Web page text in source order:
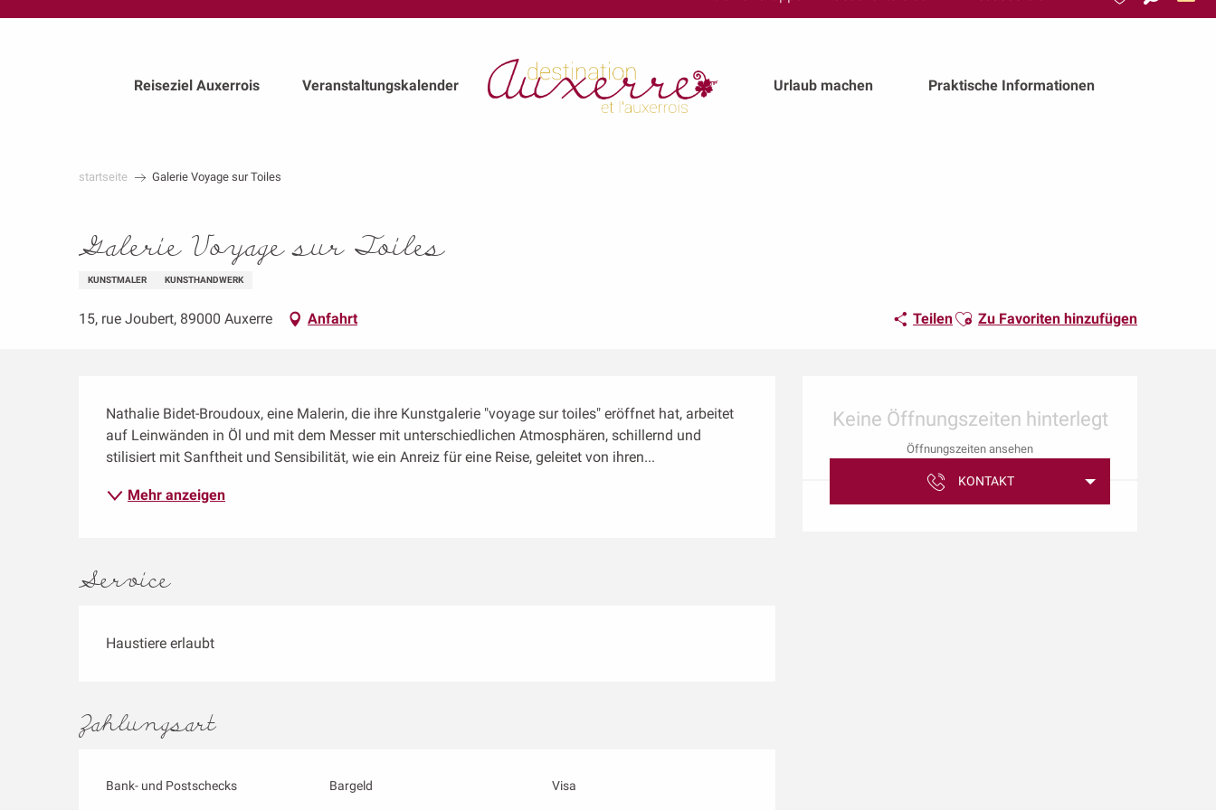
Suche
Reiseziel Auxerrois Veranstaltungskalender Urlaub machen Praktische Informationen
startseite Galerie Voyage sur Toiles
Galerie Voyage sur Toiles
KUNSTMALER KUNSTHANDWERK
15, rue Joubert, 89000 Auxerre Anfahrt TeilenAjouter aux favoris
Zu Favoriten hinzufügen
Öffnungszeiten &
Keine Öffnungszeiten hinterlegt
Öffnungszeiten ansehen
KONTAKT
Beschreibung
Nathalie Bidet-Broudoux, eine Malerin, die ihre Kunstgalerie "voyage sur toiles" eröffnet hat, arbeitet
auf Leinwänden in Öl und mit dem Messer mit unterschiedlichen Atmosphären, schillernd und
stilisiert mit Sanftheit und Sensibilität, wie ein Anreiz für eine Reise, geleitet von ihren...
Mehr anzeigen
Service
Haustiere erlaubt
Zahlungsart
Bank- und Postschecks Bargeld Visa